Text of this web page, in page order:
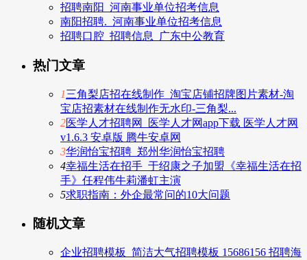
招聘南阳_河南事业单位招考信息
南阳招聘._河南事业单位招考信息
招聘口腔_招聘信息_广东中公教育
热门文章
1三角梨店招在线制作_淘宝店铺招牌图片素材-淘
宝店招素材在线制作无水印-三角梨...
2医学人才招聘网_医学人才网app下载 医学人才网
v1.6.3 安卓版 腾牛安卓网
3华润怡宝招聘_郑州华润怡宝招聘
4幸福生活在招手_于绍康之子加盟《幸福生活在招
手》任程伟牛莉潘虹主演
5求职指南：外企最常问的10大问题
随机文章
企业招聘模板_简洁大气招聘模板 15686156 招聘海